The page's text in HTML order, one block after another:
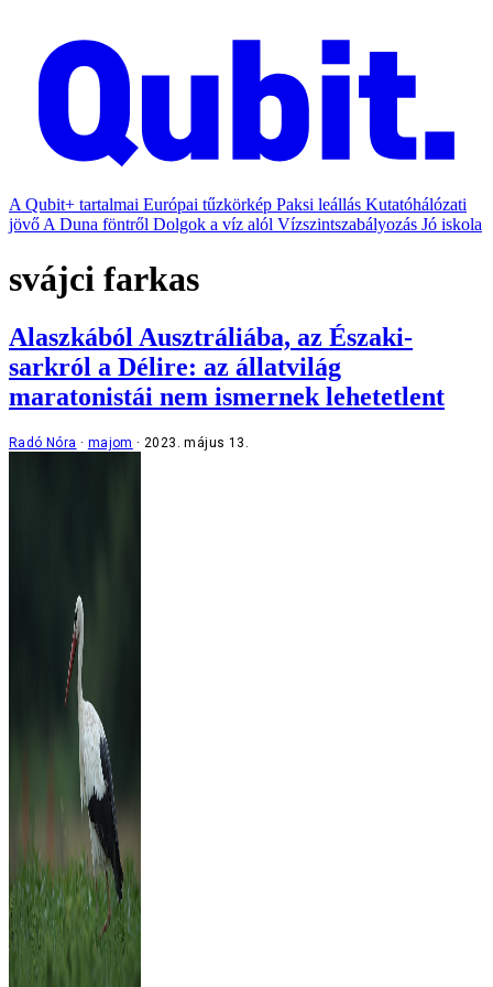
A Qubit+ tartalmai Európai tűzkörkép Paksi leállás Kutatóhálózati
jövő A Duna föntről Dolgok a víz alól Vízszintszabályozás Jó iskola
svájci farkas
Alaszkából Ausztráliába, az Északi-
sarkról a Délire: az állatvilág
maratonistái nem ismernek lehetetlent
Radó Nóra majom 2023. május 13.